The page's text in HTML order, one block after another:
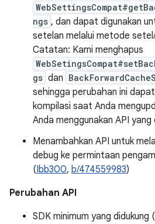
ngs , dan dapat digunakan
setelan melalui metode
Catatan: Kami menghapus
gs dan
sehingga perubahan ini
kompilasi saat Anda
Anda menggunakan API yang
Menambahkan API untuk
debug ke permintaan
(Ibb300, b/474559983)
Perubahan API
SDK minimum yang didukung